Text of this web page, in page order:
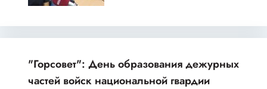
"Горсовет": День образования дежурных
частей войск национальной гвардии